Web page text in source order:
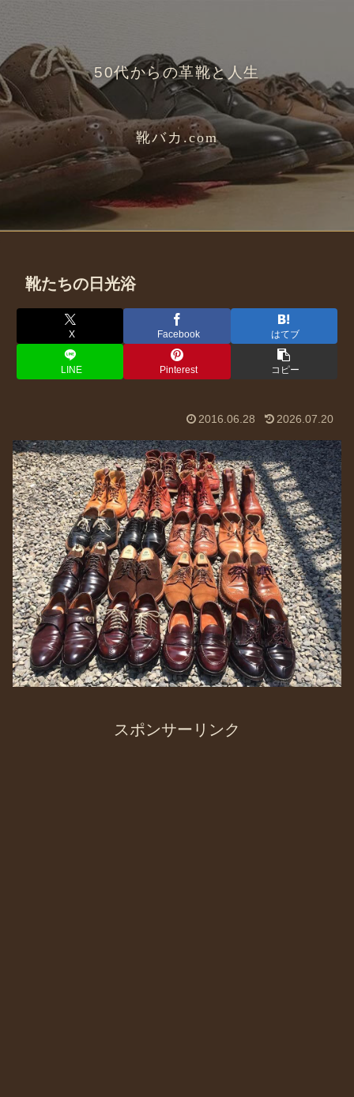
50代からの革靴と人生
靴バカ.com
靴たちの日光浴
X Facebook はてブ
LINE Pinterest コピー
2016.06.28 2026.07.20
スポンサーリンク